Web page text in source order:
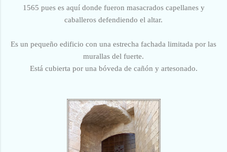
1565 pues es aquí donde fueron masacrados capellanes y
caballeros defendiendo el altar.
Es un pequeño edificio con una estrecha fachada limitada por las
murallas del fuerte.
Está cubierta por una bóveda de cañón y artesonado.